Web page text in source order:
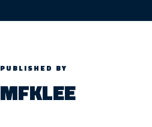
PUBLISHED BY
MFKLEE